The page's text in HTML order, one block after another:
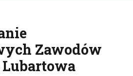
Zawodów